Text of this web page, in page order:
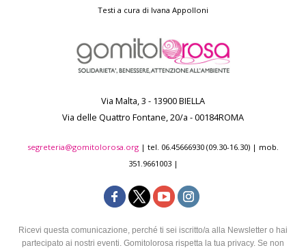
Testi a cura di Ivana Appolloni
Via Malta, 3 - 13900 BIELLA
Via delle Quattro Fontane, 20/a - 00184ROMA
segreteria@gomitolorosa.org | tel. 06.45666930 (09.30-16.30) | mob.
351.9661003 |
Ricevi questa comunicazione, perché ti sei iscritto/a alla Newsletter o hai
partecipato ai nostri eventi. Gomitolorosa rispetta la tua privacy. Se non